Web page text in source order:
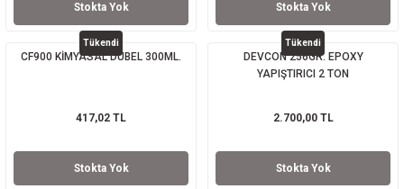
Stokta Yok Stokta Yok
Tükendi
CF900 KİMYASAL DÜBEL 300ML.
417,02 TL
Stokta Yok
Tükendi
DEVCON 256GR. EPOXY
YAPIŞTIRICI 2 TON
2.700,00 TL
Stokta Yok